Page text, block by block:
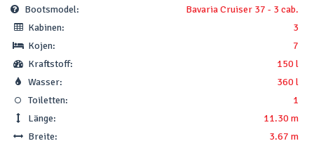
Bootsmodel:
Bavaria Cruiser 37 - 3 cab.
Kabinen:
3
Kojen:
7
Kraftstoff:
150 l
Wasser:
360 l
Toiletten:
1
Länge:
11.30 m
Breite:
3.67 m